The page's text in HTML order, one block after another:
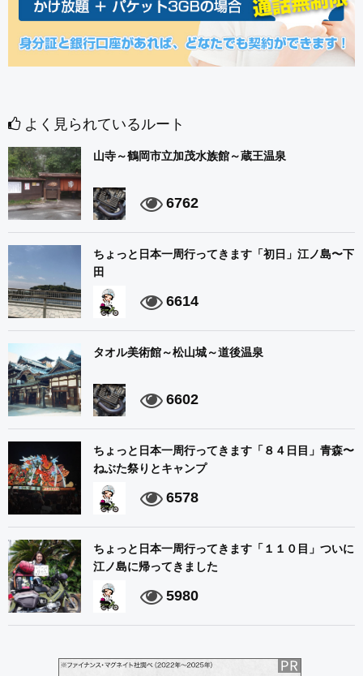
よく見られているルート
山寺～鶴岡市立加茂水族館～蔵王温泉
6762
ちょっと日本一周行ってきます「初日」江ノ島〜下
田
6614
タオル美術館～松山城～道後温泉
6602
ちょっと日本一周行ってきます「８４日目」青森〜
ねぶた祭りとキャンプ
6578
ちょっと日本一周行ってきます「１１０目」ついに
江ノ島に帰ってきました
5980